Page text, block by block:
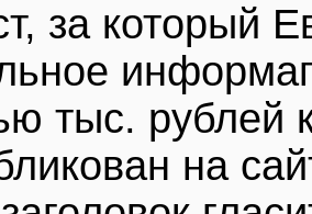
за который
тыс. рублей
на